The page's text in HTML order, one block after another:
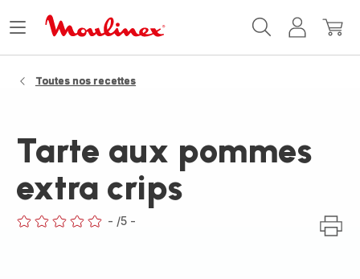
MonMon
Ouvrir
Toutes nos recettes
Tarte aux pommes
extra crips
- /5 -